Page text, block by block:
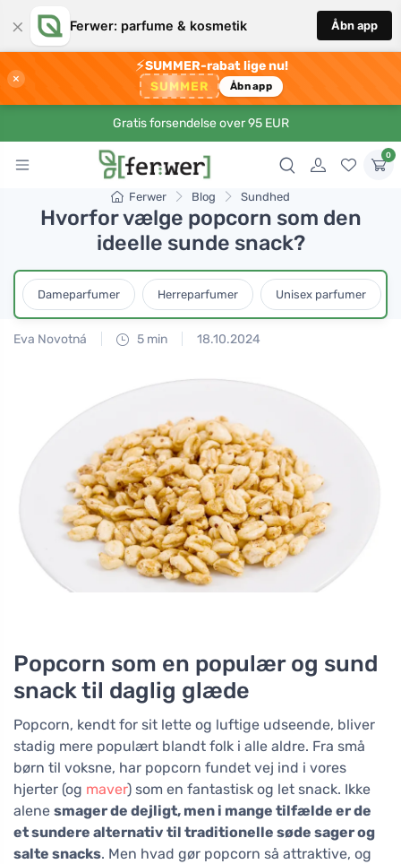
× Ferwer: parfume & kosmetik Åbn app
×
⚡SUMMER-rabat lige nu!
SUMMER Åbn app
Gratis forsendelse over 95 EUR
0
Ferwer Blog Sundhed
Hvorfor vælge popcorn som den
ideelle sunde snack?
Dameparfumer Herreparfumer Unisex parfumer
Eva Novotná 5 min 18.10.2024
Popcorn som en populær og sund
snack til daglig glæde
Popcorn, kendt for sit lette og luftige udseende, bliver
stadig mere populært blandt folk i alle aldre. Fra små
børn til voksne, har popcorn fundet vej ind i vores
hjerter (og maver) som en fantastisk og let snack. Ikke
alene smager de dejligt, men i mange tilfælde er de
et sundere alternativ til traditionelle søde sager og
salte snacks. Men hvad gør popcorn så attraktive, og